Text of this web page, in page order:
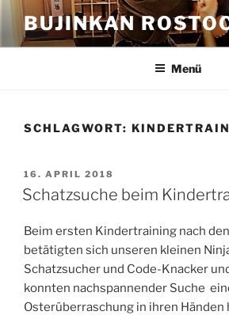
Zum
Inhalt
springen
BUJINKAN
Menü
SCHLAGWORT:
VERÖFFENTLICHT
AM
16. APRIL 2018
Schatzsuche beim
Beim ersten Kindertraining nach
betätigten sich unseren kleinen
Schatzsucher und Code-Knacker
konnten nachspannender Suche
Osterüberraschung in ihren Händen